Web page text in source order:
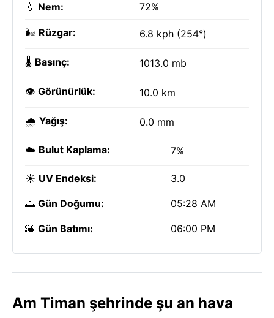
💧 Nem: 72%
🌬️ Rüzgar: 6.8 kph (254°)
🌡️ Basınç: 1013.0 mb
👁️ Görünürlük: 10.0 km
🌧️ Yağış: 0.0 mm
☁️ Bulut Kaplama: 7%
☀️ UV Endeksi: 3.0
🌅 Gün Doğumu: 05:28 AM
🌇 Gün Batımı: 06:00 PM
Am Timan şehrinde şu an hava